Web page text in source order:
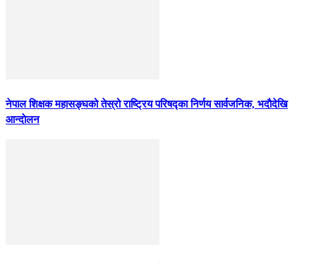
नेपाल शिक्षक महासङ्घको तेस्रो राष्ट्रिय परिषद्का निर्णय सार्वजनिक, भदाैदेखि
आन्दाेलन